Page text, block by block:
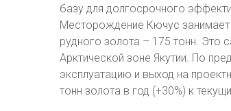
базу для долгосрочного
Месторождение Кючус
рудного золота – 175 тонн. Это
Арктической зоне Якутии. По
эксплуатацию и выход на
тонн золота в год (+30%) к